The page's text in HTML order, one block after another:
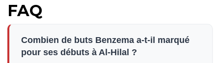
FAQ
Combien de buts Benzema a-t-il marqué
pour ses débuts à Al-Hilal ?